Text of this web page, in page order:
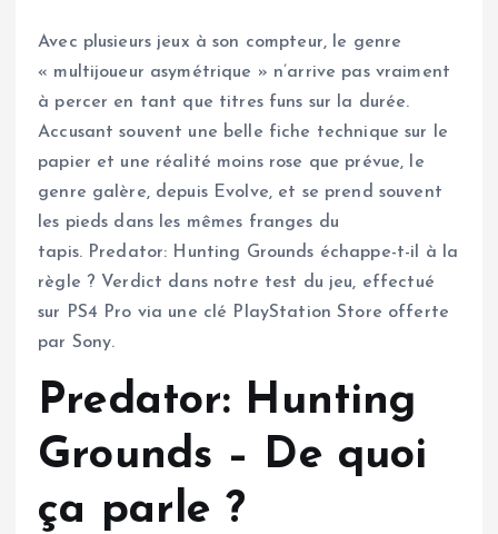
Avec plusieurs jeux à son compteur, le genre
« multijoueur asymétrique » n’arrive pas vraiment
à percer en tant que titres funs sur la durée.
Accusant souvent une belle fiche technique sur le
papier et une réalité moins rose que prévue, le
genre galère, depuis Evolve, et se prend souvent
les pieds dans les mêmes franges du
tapis. Predator: Hunting Grounds échappe-t-il à la
règle ? Verdict dans notre test du jeu, effectué
sur PS4 Pro via une clé PlayStation Store offerte
par Sony.
Predator: Hunting
Grounds – De quoi
ça parle ?